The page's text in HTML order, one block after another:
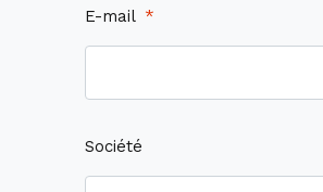
E-mail *
Société